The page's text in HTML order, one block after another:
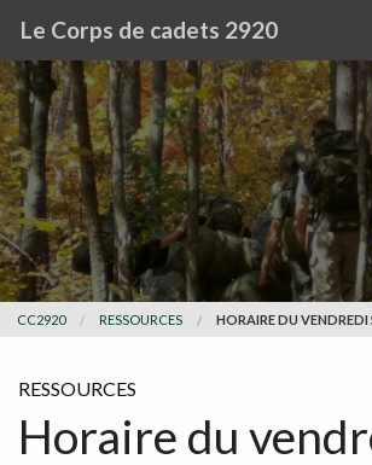
Le Corps de cadets 2920
LE CC2920
COMMUNICATIONS
PRÉSENTATION
HISTORIQUE
PRIX ET MÉRITES
RESSOURCES
RECHERCHE
CC2920 RESSOURCES HORAIRE DU VENDREDI
RESSOURCES
Horaire du